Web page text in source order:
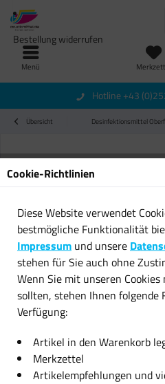
Menü
Bestellung widerrufen
Hotline +43
Übersicht Desinfektionsmittel
Cookie-Richtlinien
Diese Website verwendet
bestmögliche Funktionalität
Impressum und unsere
stehen für Sie auch ohne
Wenn Sie mit unseren
sollten, stehen Ihnen
Verfügung:
Artikel in den Warenkorb
Merkzettel
Artikelempfehlungen und